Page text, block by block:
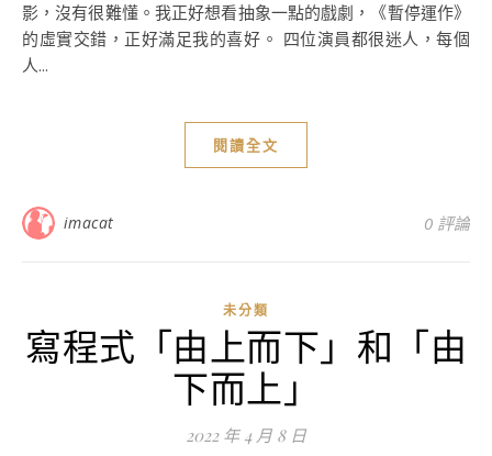
影，沒有很難懂。我正好想看抽象一點的戲劇，《暫停運作》
的虛實交錯，正好滿足我的喜好。 四位演員都很迷人，每個
人...
閱讀全文
imacat 0 評論
未分類
寫程式「由上而下」和「由
下而上」
2022 年 4 月 8 日